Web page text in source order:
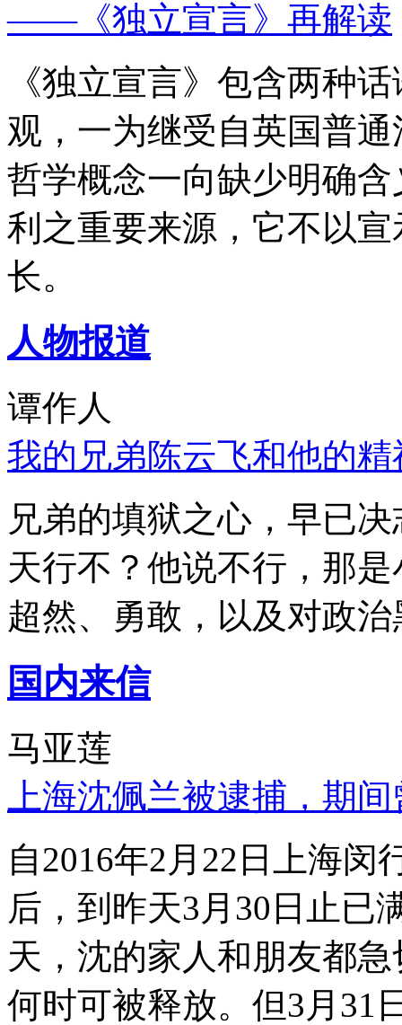
——《独立宣言》再解读
《独立宣言》包含两种
观，一为继受自英国普
哲学概念一向缺少明确
利之重要来源，它不以
长。
人物报道
谭作人
我的兄弟陈云飞和他的
兄弟的填狱之心，早已
天行不？他说不行，那
超然、勇敢，以及对政
国内来信
马亚莲
上海沈佩兰被逮捕，期
自2016年2月22日上海
后，到昨天3月30日止已
天，沈的家人和朋友都
何时可被释放。但3月31